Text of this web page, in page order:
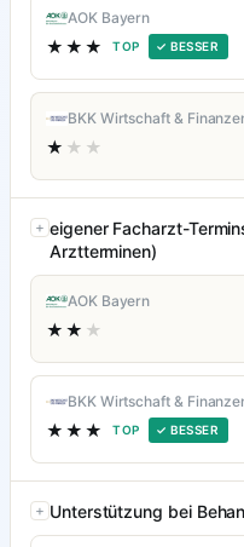
AOK Bayern
★★★ TOP ✓ BESSER
BKK Wirtschaft &
★ ★★
eigener Facharzt-
Arztterminen)
AOK Bayern
★★ ★
BKK Wirtschaft &
★★★ TOP ✓ BESSER
Unterstützung bei